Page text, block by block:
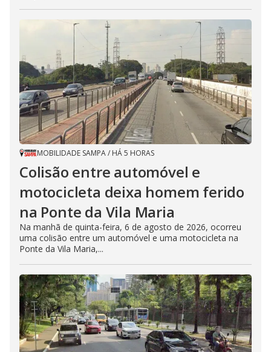
MOBILIDADE SAMPA/ HÁ 5 HORAS
Colisão entre automóvel e
motocicleta deixa homem ferido
na Ponte da Vila Maria
Na manhã de quinta-feira, 6 de agosto de 2026, ocorreu
uma colisão entre um automóvel e uma motocicleta na
Ponte da Vila Maria,...